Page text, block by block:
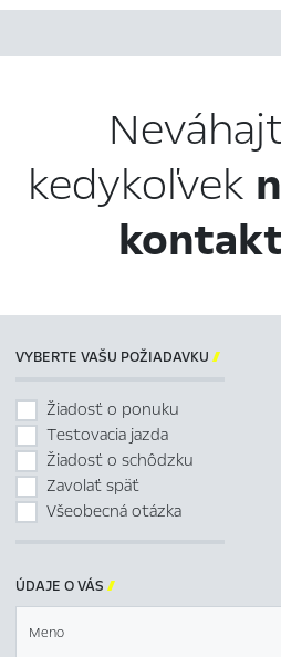
kedykoľvek
VYBERTE VAŠU POŽIADAVKU 
Žiadosť o ponuku
Testovacia jazda
Žiadosť o schôdzku
Zavolať späť
Všeobecná otázka
ÚDAJE O VÁS 
Meno